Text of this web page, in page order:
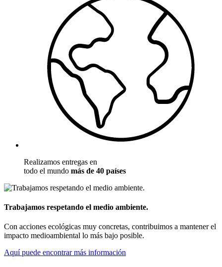
Realizamos entregas en
todo el mundo más de 40 países
Trabajamos respetando el medio ambiente.
Con acciones ecológicas muy concretas, contribuimos a mantener el
impacto medioambiental lo más bajo posible.
Aquí puede encontrar más información